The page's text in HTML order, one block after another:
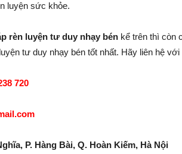
luyện sức khỏe.
rèn luyện tư duy nhạy bén kể trên thì còn
tư duy nhạy bén tốt nhất. Hãy liên hệ
720
P. Hàng Bài, Q. Hoàn Kiếm, Hà Nội